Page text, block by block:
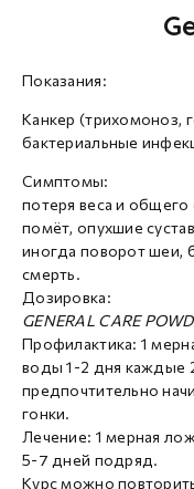
Показания:
Канкер (трихомоноз,
бактериальные
Симптомы:
потеря веса и общего
помёт, опухшие
иногда поворот шеи,
смерть.
Дозировка:
GENERAL CARE
Профилактика: 1
воды 1-2 дня каждые
предпочтительно
гонки.
Лечение: 1 мерная
5-7 дней подряд.
Курс можно